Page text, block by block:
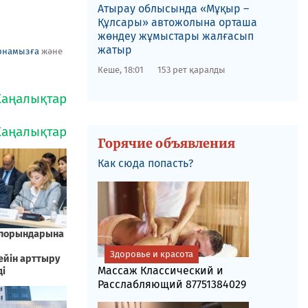
және
​Атырау облысында «Мұқыр –
Құлсары» автожолына орташа
жөндеу жұмыстары жалғасып
жатыр
Кеше, 18:01 153 рет қаралды
Горячие объявления
Как сюда попасть?
Массаж Классический и
Расслабляющий 87751384029
Здоровье и красота